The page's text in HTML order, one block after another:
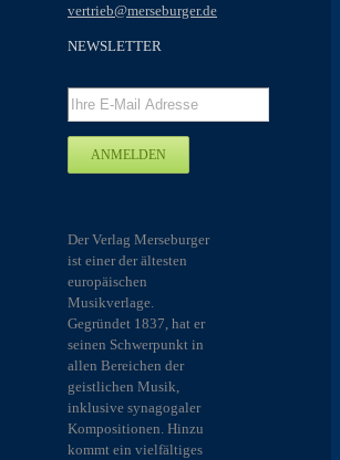
vertrieb@merseburger.de
NEWSLETTER
Der Verlag Merseburger
ist einer der ältesten
europäischen
Musikverlage.
Gegründet 1837, hat er
seinen Schwerpunkt in
allen Bereichen der
geistlichen Musik,
inklusive synagogaler
Kompositionen. Hinzu
kommt ein vielfältiges